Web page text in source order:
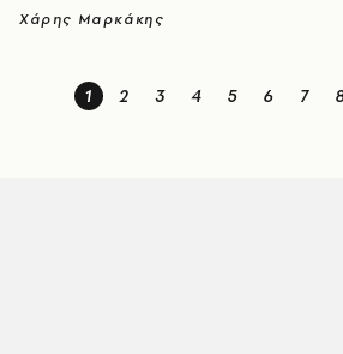
Χάρης Μαρκάκης
1 2 3 4 5 6 7